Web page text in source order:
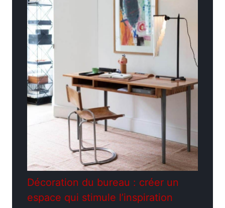
Décoration du bureau : créer un
espace qui stimule l’inspiration